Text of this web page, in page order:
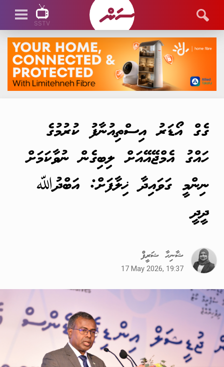
SSTV
SSTV LIVE
ގެގް އޯޑަރު އިސްތިއުނާފު ކުރުމުގެ
ހައްގު އެމްޖޭއޭއަށް ލިބިގެން ނުވާކަމަށް
ނިންމީ ގަވައިދާ ޚިލާފަށް: އަބްދުﷲ
ދީދީ
ޝާނިހާ ޝަރީފް
17 May 2026, 19:37